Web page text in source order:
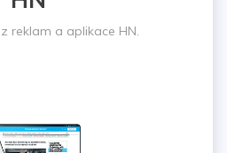
reklam a aplikace HN.